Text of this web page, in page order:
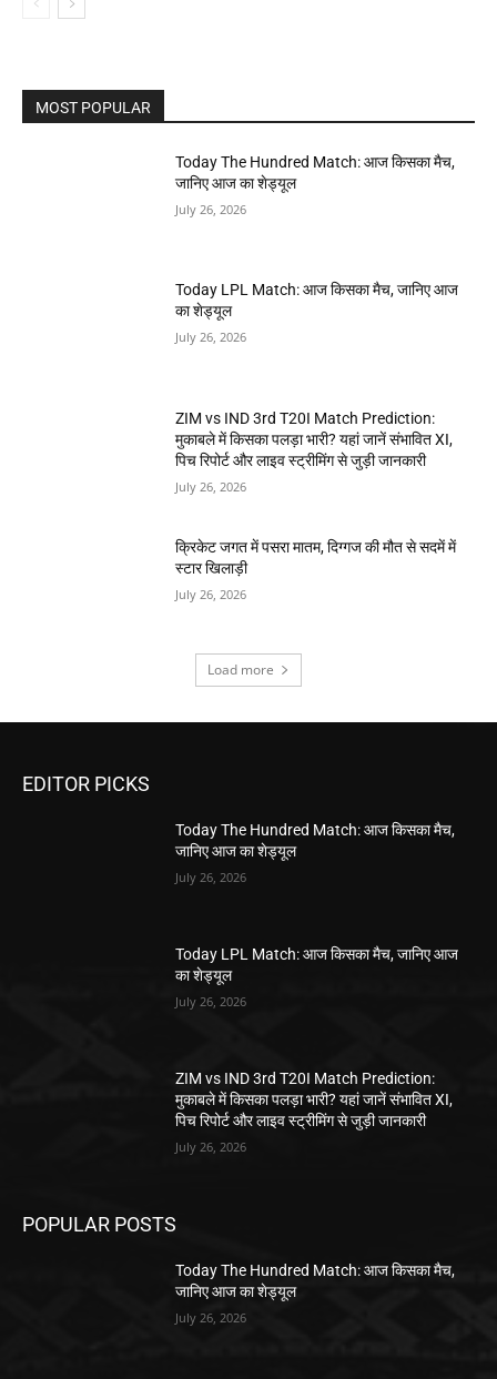
MOST POPULAR
Today The Hundred Match: आज किसका मैच,
जानिए आज का शेड्यूल
July 26, 2026
Today LPL Match: आज किसका मैच, जानिए आज
का शेड्यूल
July 26, 2026
ZIM vs IND 3rd T20I Match Prediction:
मुकाबले में किसका पलड़ा भारी? यहां जानें संभावित XI,
पिच रिपोर्ट और लाइव स्ट्रीमिंग से जुड़ी जानकारी
July 26, 2026
क्रिकेट जगत में पसरा मातम, दिग्गज की मौत से सदमें में
स्टार खिलाड़ी
July 26, 2026
Load more
EDITOR PICKS
Today The Hundred Match: आज किसका मैच,
जानिए आज का शेड्यूल
July 26, 2026
Today LPL Match: आज किसका मैच, जानिए आज
का शेड्यूल
July 26, 2026
ZIM vs IND 3rd T20I Match Prediction:
मुकाबले में किसका पलड़ा भारी? यहां जानें संभावित XI,
पिच रिपोर्ट और लाइव स्ट्रीमिंग से जुड़ी जानकारी
July 26, 2026
POPULAR POSTS
Today The Hundred Match: आज किसका मैच,
जानिए आज का शेड्यूल
July 26, 2026